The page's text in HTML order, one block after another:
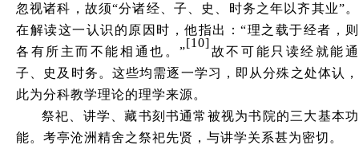
忽视诸科，故须“分诸经、子、史、时务之年以齐其业”。
在解读这一认识的原因时，他指出：“理之载于经者，则
各有所主而不能相通也。”
[10]
故不可能只读经就能通
子、史及时务。这些均需逐一学习，即从分殊之处体认，
此为分科教学理论的理学来源。
祭祀、讲学、藏书刻书通常被视为书院的三大基本功
能。考亭沧洲精舍之祭祀先贤，与讲学关系甚为密切。